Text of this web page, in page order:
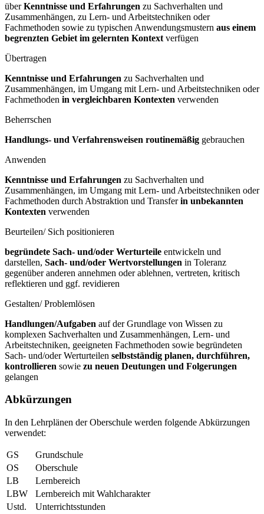
überKenntnisse und Erfahrungen zu Sachverhalten und
Zusammenhängen, zu Lern- und Arbeitstechniken oder
Fachmethoden sowie zu typischen Anwendungsmustern aus einem
begrenzten Gebiet im gelernten Kontext verfügen
Übertragen
Kenntnisse und Erfahrungen zu Sachverhalten und
Zusammenhängen, im Umgang mit Lern- und Arbeitstechniken oder
Fachmethoden in vergleichbaren Kontexten verwenden
Beherrschen
Handlungs- und Verfahrensweisen routinemäßig gebrauchen
Anwenden
Kenntnisse und Erfahrungen zu Sachverhalten und
Zusammenhängen, im Umgang mit Lern- und Arbeitstechniken oder
Fachmethoden durch Abstraktion und Transferin unbekannten
Kontexten verwenden
Beurteilen/ Sich positionieren
begründete Sach- und/oder Werturteile entwickeln und
darstellen, Sach- und/oder Wertvorstellungen in Toleranz
gegenüber anderen annehmen oder ablehnen, vertreten, kritisch
reflektieren und ggf. revidieren
Gestalten/ Problemlösen
Handlungen/Aufgaben auf der Grundlage von Wissen zu
komplexen Sachverhalten und Zusammenhängen, Lern- und
Arbeitstechniken, geeigneten Fachmethoden sowie begründeten
Sach- und/oder Werturteilen selbstständig planen, durchführen,
kontrollieren sowie zu neuen Deutungen und Folgerungen
gelangen
Abkürzungen
In den Lehrplänen der Oberschule werden folgende Abkürzungen
verwendet:
GS
Grundschule
OS
Oberschule
LB
Lernbereich
LBW
Lernbereich mit Wahlcharakter
Ustd.
Unterrichtsstunden